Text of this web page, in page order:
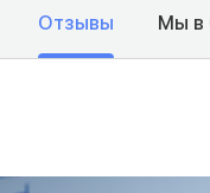
Отзывы Мы